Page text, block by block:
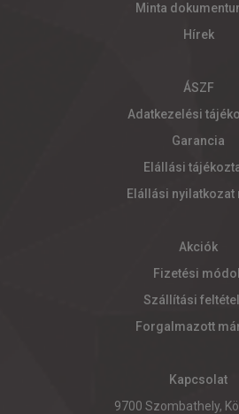
Minta
Hírek
ÁSZF
Adatkezelési
Garancia
Elállási
Elállási nyilatkozat
Akciók
Fizetési
Szállítási
Forgalmazott
Kapcsolat
9700 Szombathely,